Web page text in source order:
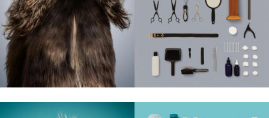
światła i koloru,
przedmioty,
które chce się
oglądać w
nieskończoność